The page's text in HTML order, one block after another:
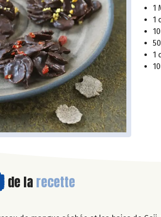
1
1
1
de la recette